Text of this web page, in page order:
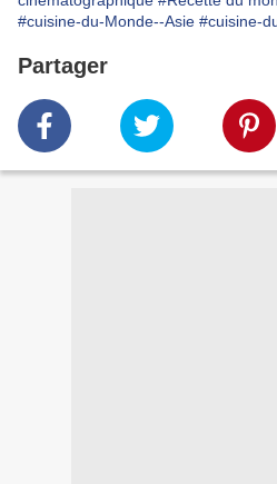
#cuisine-du-Monde--Asie #cuisine-
Partager